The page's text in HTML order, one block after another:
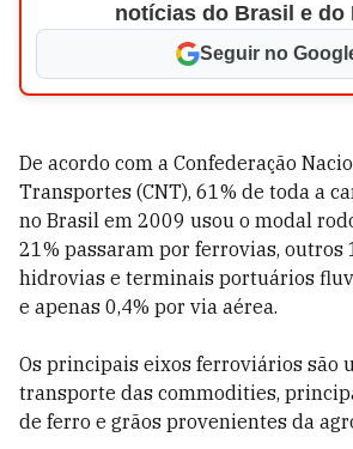
notícias do Brasil e do
Seguir no
De acordo com a Confederação
Transportes (CNT), 61% de toda a
no Brasil em 2009 usou o modal
21% passaram por ferrovias, outros
hidrovias e terminais portuários
e apenas 0,4% por via aérea.
Os principais eixos ferroviários são
transporte das commodities,
de ferro e grãos provenientes da